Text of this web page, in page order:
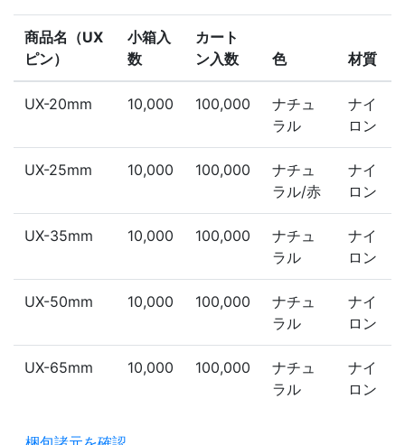
商品名（UX
ピン）
小箱入
数
カート
ン入数
色 材質
UX-20mm 10,000 100,000
ナチュ
ラル
ナイ
ロン
UX-25mm 10,000 100,000
ナチュ
ラル/赤
ナイ
ロン
UX-35mm 10,000 100,000
ナチュ
ラル
ナイ
ロン
UX-50mm 10,000 100,000
ナチュ
ラル
ナイ
ロン
UX-65mm 10,000 100,000
ナチュ
ラル
ナイ
ロン